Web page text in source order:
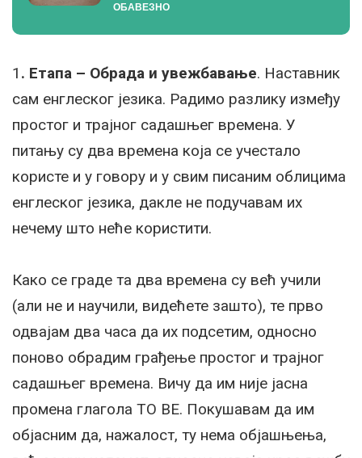
ОБАВЕЗНО
1 . Етапа – Обрада и увежбавање. Наставник
сам енглеског језика. Радимо разлику између
простог и трајног садашњег времена. У
питању су два времена која се учестало
користе и у говору и у свим писаним облицима
енглеског језика, дакле не подучавам их
нечему што неће користити.
Како се граде та два времена су већ учили
(али не и научили, видећете зашто), те прво
одвајам два часа да их подсетим, односно
поново обрадим грађење простог и трајног
садашњег времена. Вичу да им није јасна
промена глагола TO BE. Покушавам да им
објасним да, нажалост, ту нема објашњења,